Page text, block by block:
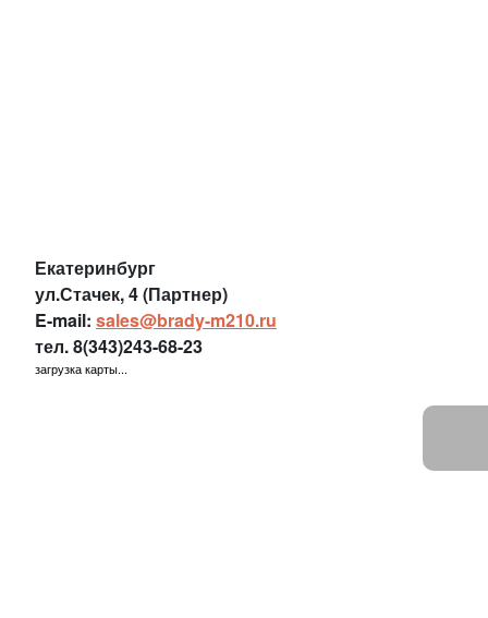
Екатеринбург
ул.Стачек, 4 (Партнер)
E-mail: sales@brady-m210.ru
тел.8(343)243-68-23
загрузка карты...